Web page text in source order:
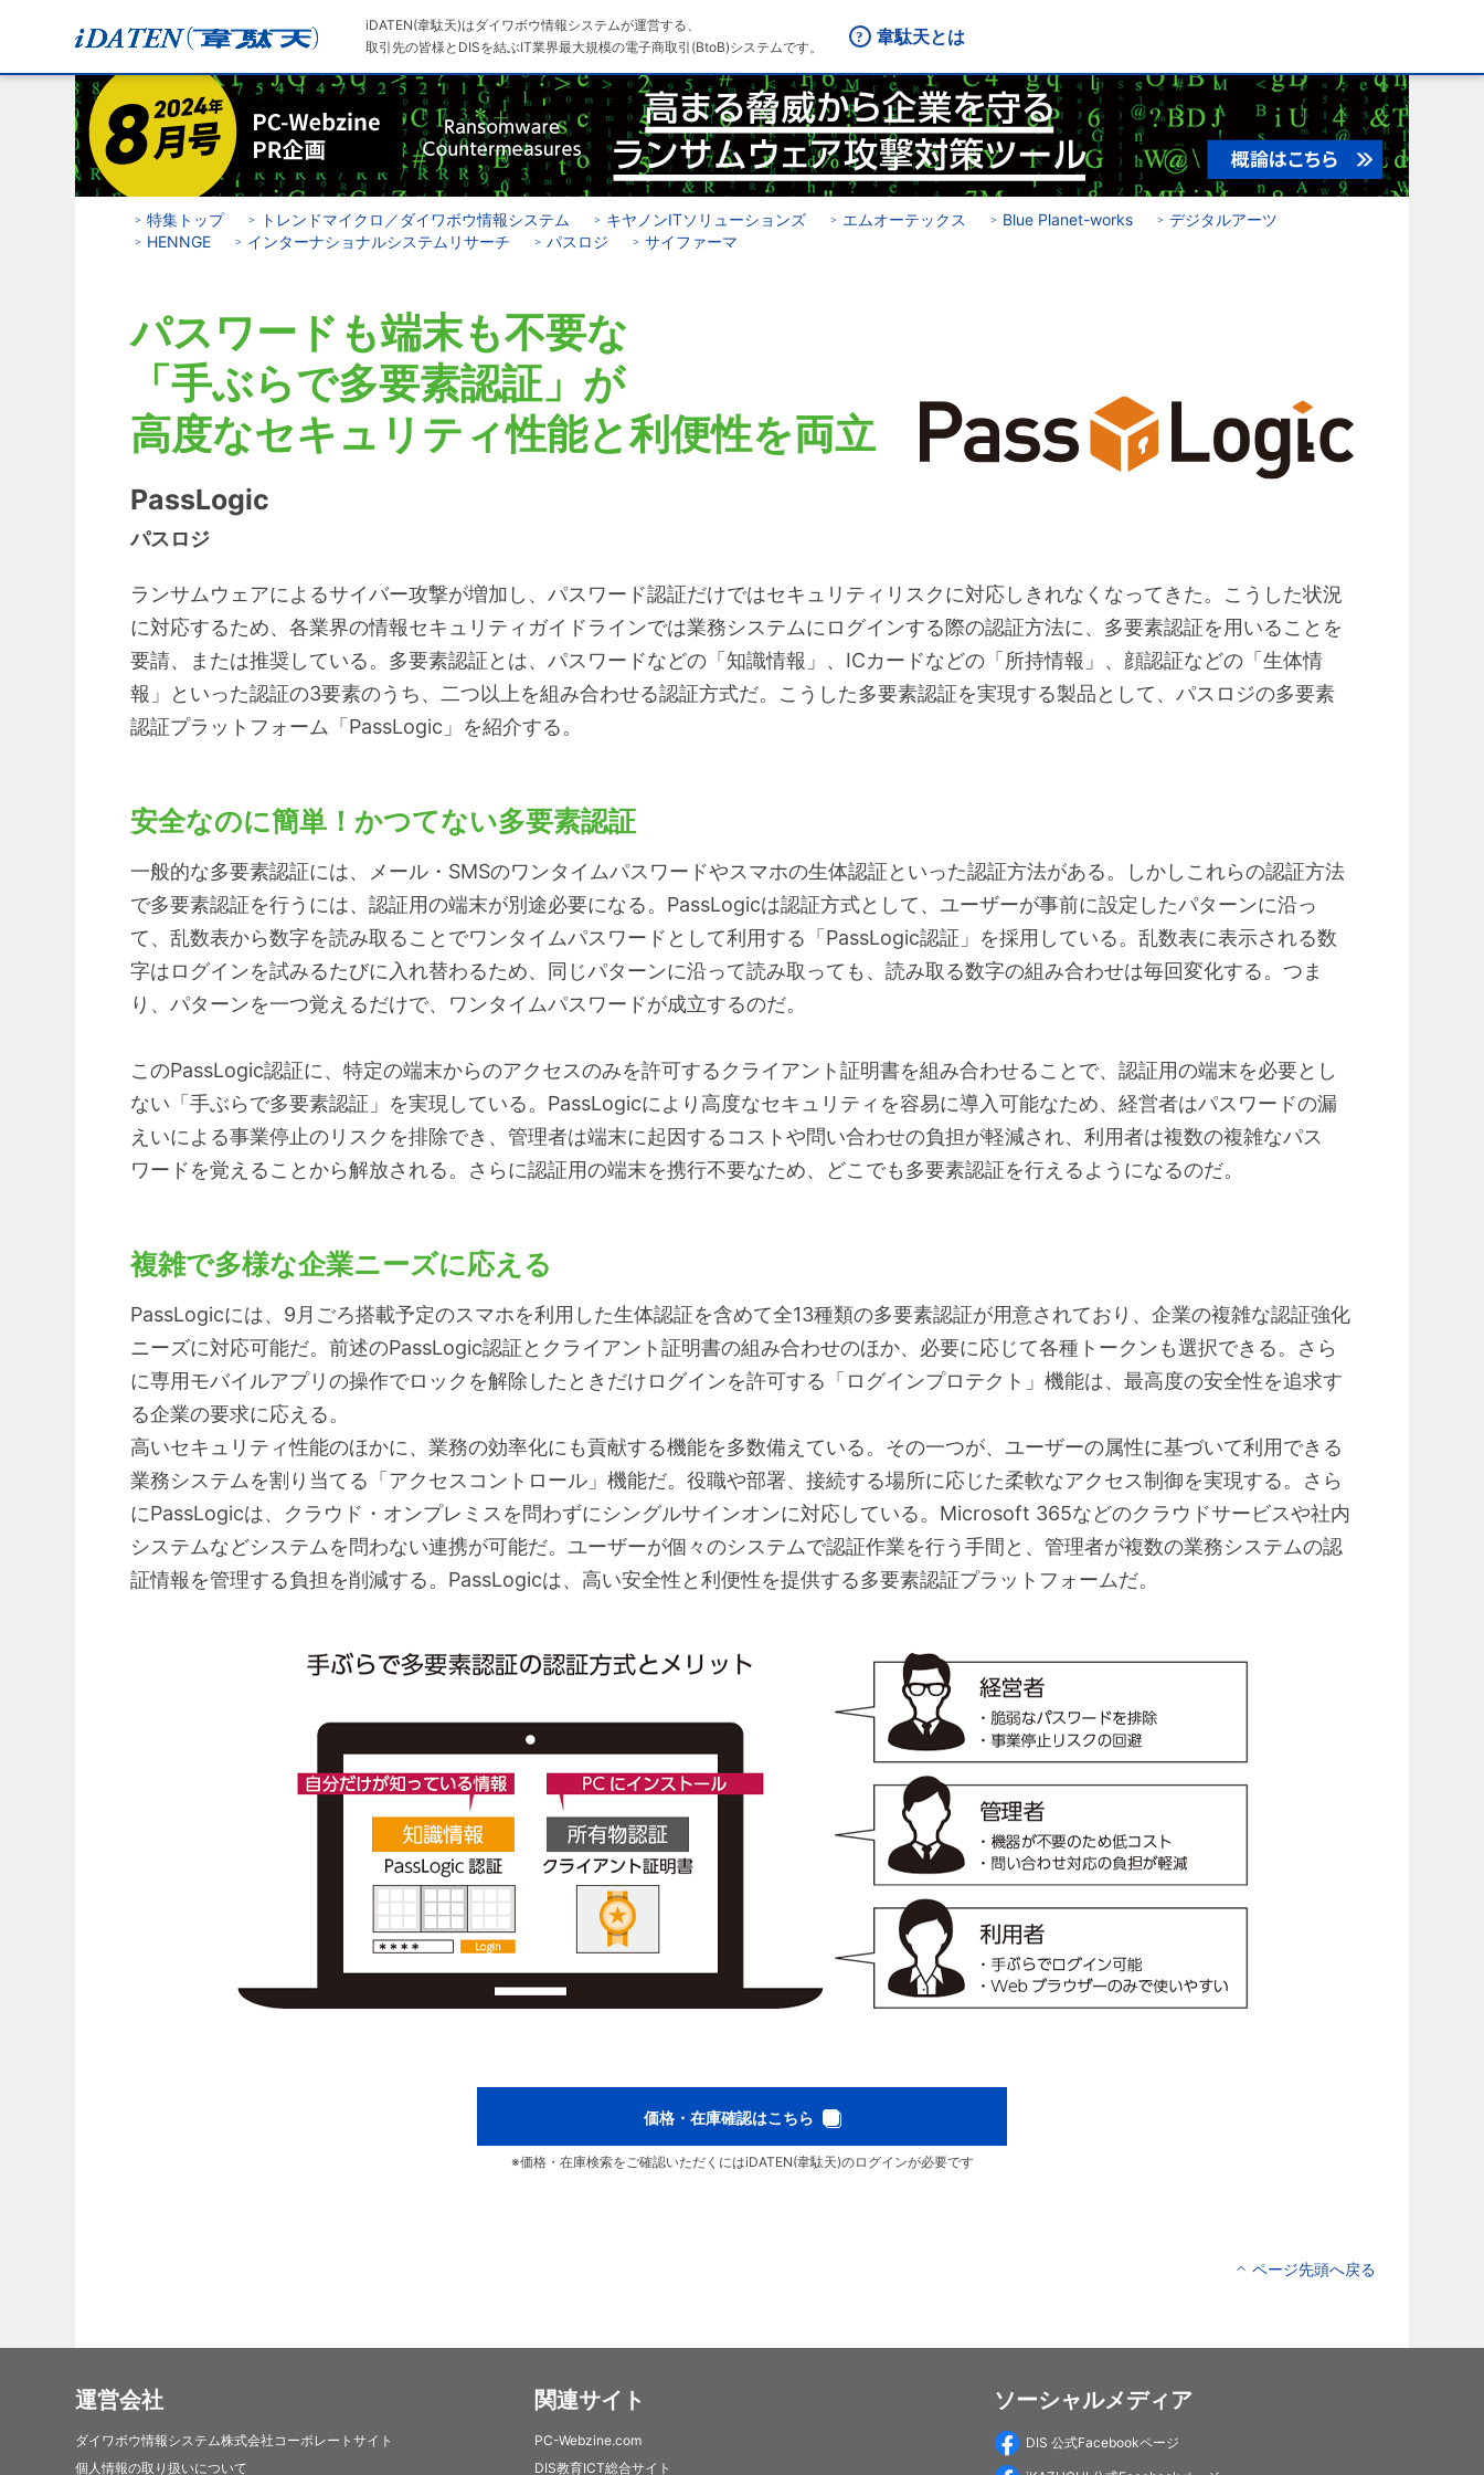
iDATEN(韋駄天)はダイワボウ情報システムが運営する、
取引先の皆様とDISを結ぶIT業界最大規模の電子商取引(BtoB)システムです。
韋駄天とは
特集トップ トレンドマイクロ／ダイワボウ情報システム キヤノンITソリューションズ エムオーテックス Blue Planet-works
デジタルアーツ
HENNGE
インターナショナルシステムリサーチ パスロジ サイファーマ
パスワードも端末も不要な
「手ぶらで多要素認証」が
高度なセキュリティ性能と利便性を両立
PassLogic
パスロジ
ランサムウェアによるサイバー攻撃が増加し、パスワード認証だけではセキュリティリスクに対応しきれなくなってきた。こうした状況
に対応するため、各業界の情報セキュリティガイドラインでは業務システムにログインする際の認証方法に、多要素認証を用いることを
要請、または推奨している。多要素認証とは、パスワードなどの「知識情報」、ICカードなどの「所持情報」、顔認証などの「生体情
報」といった認証の3要素のうち、二つ以上を組み合わせる認証方式だ。こうした多要素認証を実現する製品として、パスロジの多要素
認証プラットフォーム「PassLogic」を紹介する。
安全なのに簡単！かつてない多要素認証
一般的な多要素認証には、メール・SMSのワンタイムパスワードやスマホの生体認証といった認証方法がある。しかしこれらの認証方法
で多要素認証を行うには、認証用の端末が別途必要になる。PassLogicは認証方式として、ユーザーが事前に設定したパターンに沿っ
て、乱数表から数字を読み取ることでワンタイムパスワードとして利用する「PassLogic認証」を採用している。乱数表に表示される数
字はログインを試みるたびに入れ替わるため、同じパターンに沿って読み取っても、読み取る数字の組み合わせは毎回変化する。つま
り、パターンを一つ覚えるだけで、ワンタイムパスワードが成立するのだ。
このPassLogic認証に、特定の端末からのアクセスのみを許可するクライアント証明書を組み合わせることで、認証用の端末を必要とし
ない「手ぶらで多要素認証」を実現している。PassLogicにより高度なセキュリティを容易に導入可能なため、経営者はパスワードの漏
えいによる事業停止のリスクを排除でき、管理者は端末に起因するコストや問い合わせの負担が軽減され、利用者は複数の複雑なパス
ワードを覚えることから解放される。さらに認証用の端末を携行不要なため、どこでも多要素認証を行えるようになるのだ。
複雑で多様な企業ニーズに応える
PassLogicには、9月ごろ搭載予定のスマホを利用した生体認証を含めて全13種類の多要素認証が用意されており、企業の複雑な認証強化
ニーズに対応可能だ。前述のPassLogic認証とクライアント証明書の組み合わせのほか、必要に応じて各種トークンも選択できる。さら
に専用モバイルアプリの操作でロックを解除したときだけログインを許可する「ログインプロテクト」機能は、最高度の安全性を追求す
る企業の要求に応える。
高いセキュリティ性能のほかに、業務の効率化にも貢献する機能を多数備えている。その一つが、ユーザーの属性に基づいて利用できる
業務システムを割り当てる「アクセスコントロール」機能だ。役職や部署、接続する場所に応じた柔軟なアクセス制御を実現する。さら
にPassLogicは、クラウド・オンプレミスを問わずにシングルサインオンに対応している。Microsoft 365などのクラウドサービスや社内
システムなどシステムを問わない連携が可能だ。ユーザーが個々のシステムで認証作業を行う手間と、管理者が複数の業務システムの認
証情報を管理する負担を削減する。PassLogicは、高い安全性と利便性を提供する多要素認証プラットフォームだ。
価格・在庫確認はこちら
※価格・在庫検索をご確認いただくにはiDATEN(韋駄天)のログインが必要です
ページ先頭へ戻る
運営会社
ダイワボウ情報システム株式会社コーポレートサイト
個人情報の取り扱いについて
関連サイト
PC-Webzine.com
DIS教育ICT総合サイト
ソーシャルメディア
DIS 公式Facebookページ